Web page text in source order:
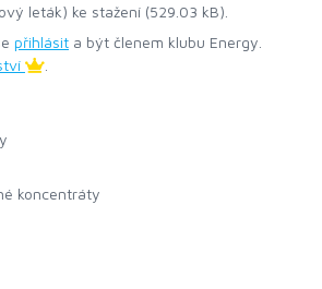
leták) ke stažení (529.03 kB).
přihlásit a být členem klubu Energy.
koncentráty